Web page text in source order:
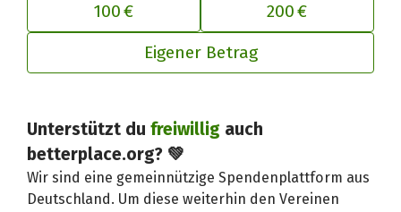
100 € 200 €
Eigener Betrag
Unterstützt dufreiwillig auch
betterplace.org? 💚
Wir sind eine gemeinnützige Spendenplattform aus
Deutschland. Um diese weiterhin den Vereinen
Deinen Beitrag an betterplace